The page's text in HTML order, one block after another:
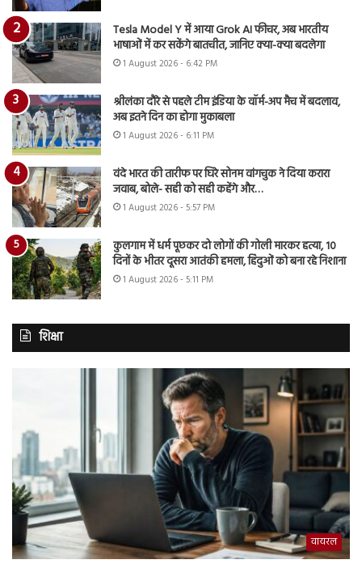
Tesla Model Y में आया Grok AI फीचर, अब भारतीय
भाषाओं में कर सकेंगे बातचीत, जानिए क्या-क्या बदलेगा
1 August 2026 - 6:42 PM
श्रीलंका दौरे से पहले टीम इंडिया के वॉर्म-अप मैच में बदलाव,
अब इतने दिन का होगा मुकाबला
1 August 2026 - 6:11 PM
वंदे भारत की तारीफ पर घिरे सोनम वांगचुक ने दिया करारा
जवाब, बोले- सही को सही कहेंगे और…
1 August 2026 - 5:57 PM
कुलगाम में धर्म पूछकर दो लोगों की गोली मारकर हत्या, 10
दिनों के भीतर दूसरा आतंकी हमला, हिंदुओं को बना रहे निशाना
1 August 2026 - 5:11 PM
शिक्षा
वायरल